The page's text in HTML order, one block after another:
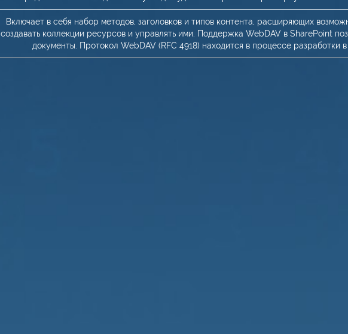
Включает в себя набор методов, заголовков и типов контента, расширяющих
создавать коллекции ресурсов и управлять ими. Поддержка WebDAV в SharePoint
документы. Протокол WebDAV (RFC 4918) находится в процессе разработки